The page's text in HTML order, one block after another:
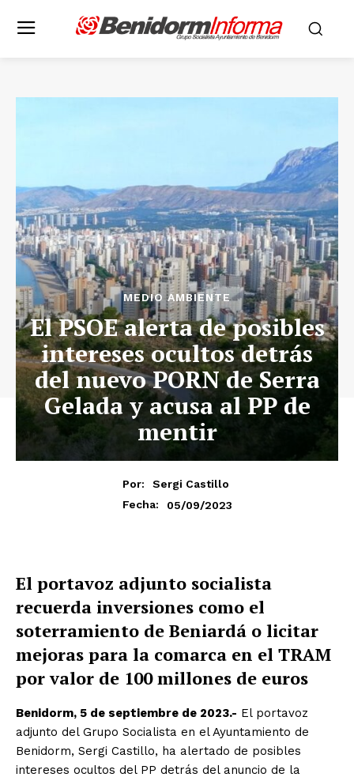
MEDIO AMBIENTE
El PSOE alerta de posibles
intereses ocultos detrás
del nuevo PORN de Serra
Gelada y acusa al PP de
mentir
Por:
Sergi Castillo
Fecha:
05/09/2023
El portavoz adjunto socialista
recuerda inversiones como el
soterramiento de Beniardá o licitar
mejoras para la comarca en el TRAM
por valor de 100 millones de euros
Benidorm, 5 de septiembre de 2023.- El portavoz
adjunto del Grupo Socialista en el Ayuntamiento de
Benidorm, Sergi Castillo, ha alertado de posibles
intereses ocultos del PP detrás del anuncio de la